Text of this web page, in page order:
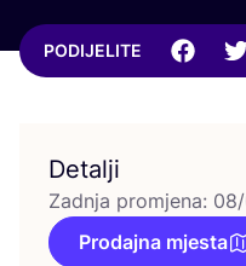
PODIJELITE
Detalji
Zadnja promjena:
Prodajna mjesta